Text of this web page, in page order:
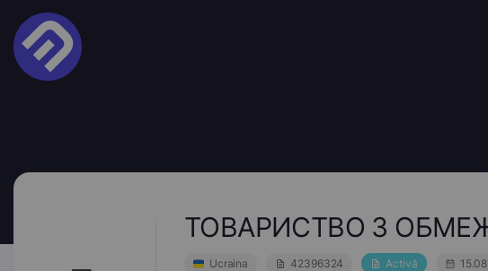
ТОВАРИСТВО З
Ucraina 42396324 Activă